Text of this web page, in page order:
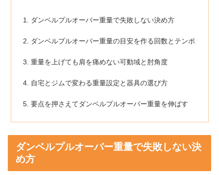
ダンベルプルオーバー重量で失敗しない決め方
ダンベルプルオーバー重量の目安を作る回数とテンポ
重量を上げても肩を痛めない可動域と肘角度
自宅とジムで変わる重量設定と器具の選び方
要点を押さえてダンベルプルオーバー重量を伸ばす
ダンベルプルオーバー重量で失敗しない決
め方